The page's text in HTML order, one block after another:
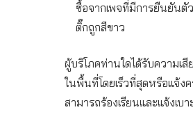
ซื้อจากเพจที่มีการยืนยันตั
ติ๊กถูกสีขาว
ผู้บริโภคท่านใดได้รับความเ
ในพื้นที่โดยเร็วที่สุดหรือแจ้ง
สามารถร้องเรียนและแจ้งเ